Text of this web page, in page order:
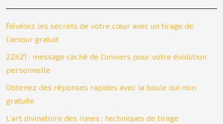
Révélez les secrets de votre cœur avec un tirage de
l’amour gratuit
22h21 : message caché de l’univers pour votre évolution
personnelle
Obtenez des réponses rapides avec la boule oui-non
gratuite
L’art divinatoire des runes : techniques de tirage